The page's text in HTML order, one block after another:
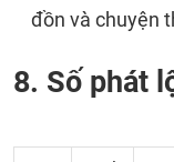
đồn và chuyện
8. Số phát